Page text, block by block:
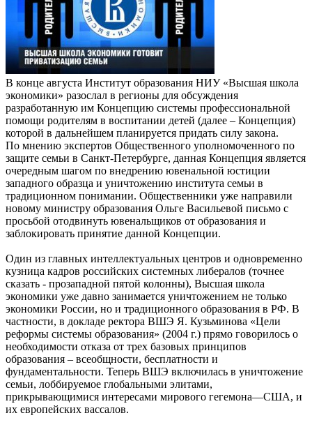
В конце августа Институт образования НИУ «Высшая школа
экономики» разослал в регионы для обсуждения
разработанную им Концепцию системы профессиональной
помощи родителям в воспитании детей (далее – Концепция)
которой в дальнейшем планируется придать силу закона.
По мнению экспертов Общественного уполномоченного по
защите семьи в Санкт-Петербурге, данная Концепция является
очередным шагом по внедрению ювенальной юстиции
западного образца и уничтожению института семьи в
традиционном понимании. Общественники уже направили
новому министру образования Ольге Васильевой письмо с
просьбой отодвинуть ювенальщиков от образования и
заблокировать принятие данной Концепции.
Один из главных интеллектуальных центров и одновременно
кузница кадров российских системных либералов (точнее
сказать - прозападной пятой колонны), Высшая школа
экономики уже давно занимается уничтожением не только
экономики России, но и традиционного образования в РФ. В
частности, в докладе ректора ВШЭ Я. Кузьминова «Цели
реформы системы образования» (2004 г.) прямо говорилось о
необходимости отказа от трех базовых принципов
образования – всеобщности, бесплатности и
фундаментальности. Теперь ВШЭ включилась в уничтожение
семьи, лоббируемое глобальными элитами,
прикрывающимися интересами мирового гегемона—США, и
их европейских вассалов.